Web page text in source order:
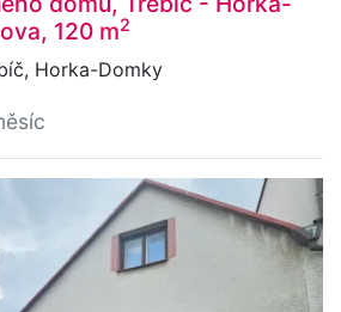
120 m2
Horka-Domky